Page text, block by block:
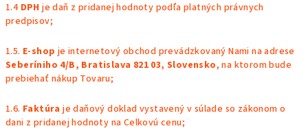
1.4DPH je daň z pridanej hodnoty podľa platných právnych
predpisov;
1.5. E-shop je internetový obchod prevádzkovaný Nami na adrese
Seberíniho 4/B, Bratislava 821 03, Slovensko, na ktorom bude
prebiehať nákup Tovaru;
1.6. Faktúra je daňový doklad vystavený v súlade so zákonom o
dani z pridanej hodnoty na Celkovú cenu;